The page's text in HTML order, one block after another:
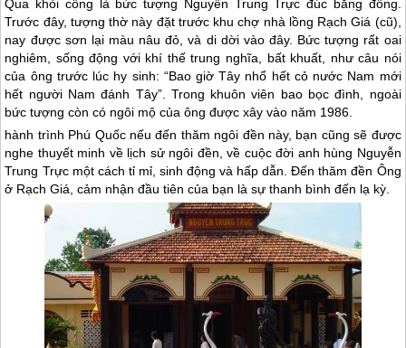
Qua khỏi cổng là bức tượng Nguyễn Trung Trực đúc bằng đồng.
Trước đây, tượng thờ này đặt trước khu chợ nhà lồng Rạch Giá (cũ),
nay được sơn lại màu nâu đỏ, và di dời vào đây. Bức tượng rất oai
nghiêm, sống động với khí thế trung nghĩa, bất khuất, như câu nói
của ông trước lúc hy sinh: “Bao giờ Tây nhổ hết cỏ nước Nam mới
hết người Nam đánh Tây”. Trong khuôn viên bao bọc đình, ngoài
bức tượng còn có ngôi mộ của ông được xây vào năm 1986.
hành trình Phú Quốcnếu đến thăm ngôi đền này, bạn cũng sẽ được
nghe thuyết minh về lịch sử ngôi đền, về cuộc đời anh hùng Nguyễn
Trung Trực một cách tỉ mỉ, sinh động và hấp dẫn. Đến thăm đền Ông
ở Rạch Giá, cảm nhận đầu tiên của bạn là sự thanh bình đến lạ kỳ.